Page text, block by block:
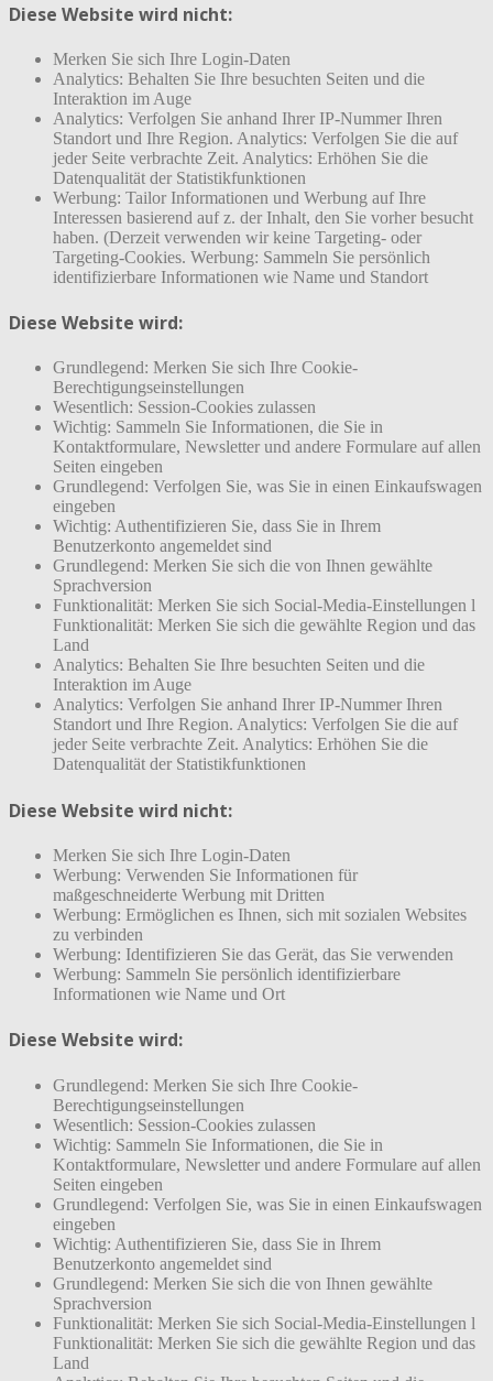
Diese Website wird nicht:
Merken Sie sich Ihre Login-Daten
Analytics: Behalten Sie Ihre besuchten Seiten und die
Interaktion im Auge
Analytics: Verfolgen Sie anhand Ihrer IP-Nummer Ihren
Standort und Ihre Region. Analytics: Verfolgen Sie die auf
jeder Seite verbrachte Zeit. Analytics: Erhöhen Sie die
Datenqualität der Statistikfunktionen
Werbung: Tailor Informationen und Werbung auf Ihre
Interessen basierend auf z. der Inhalt, den Sie vorher besucht
haben. (Derzeit verwenden wir keine Targeting- oder
Targeting-Cookies. Werbung: Sammeln Sie persönlich
identifizierbare Informationen wie Name und Standort
Diese Website wird:
Grundlegend: Merken Sie sich Ihre Cookie-
Berechtigungseinstellungen
Wesentlich: Session-Cookies zulassen
Wichtig: Sammeln Sie Informationen, die Sie in
Kontaktformulare, Newsletter und andere Formulare auf allen
Seiten eingeben
Grundlegend: Verfolgen Sie, was Sie in einen Einkaufswagen
eingeben
Wichtig: Authentifizieren Sie, dass Sie in Ihrem
Benutzerkonto angemeldet sind
Grundlegend: Merken Sie sich die von Ihnen gewählte
Sprachversion
Funktionalität: Merken Sie sich Social-Media-Einstellungen l
Funktionalität: Merken Sie sich die gewählte Region und das
Land
Analytics: Behalten Sie Ihre besuchten Seiten und die
Interaktion im Auge
Analytics: Verfolgen Sie anhand Ihrer IP-Nummer Ihren
Standort und Ihre Region. Analytics: Verfolgen Sie die auf
jeder Seite verbrachte Zeit. Analytics: Erhöhen Sie die
Datenqualität der Statistikfunktionen
Diese Website wird nicht:
Merken Sie sich Ihre Login-Daten
Werbung: Verwenden Sie Informationen für
maßgeschneiderte Werbung mit Dritten
Werbung: Ermöglichen es Ihnen, sich mit sozialen Websites
zu verbinden
Werbung: Identifizieren Sie das Gerät, das Sie verwenden
Werbung: Sammeln Sie persönlich identifizierbare
Informationen wie Name und Ort
Diese Website wird:
Grundlegend: Merken Sie sich Ihre Cookie-
Berechtigungseinstellungen
Wesentlich: Session-Cookies zulassen
Wichtig: Sammeln Sie Informationen, die Sie in
Kontaktformulare, Newsletter und andere Formulare auf allen
Seiten eingeben
Grundlegend: Verfolgen Sie, was Sie in einen Einkaufswagen
eingeben
Wichtig: Authentifizieren Sie, dass Sie in Ihrem
Benutzerkonto angemeldet sind
Grundlegend: Merken Sie sich die von Ihnen gewählte
Sprachversion
Funktionalität: Merken Sie sich Social-Media-Einstellungen l
Funktionalität: Merken Sie sich die gewählte Region und das
Land